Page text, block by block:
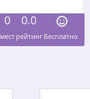
0 0.0
мест рейтинг Бесплатно